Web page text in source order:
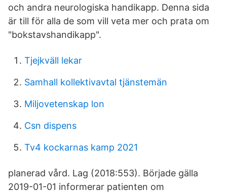
och andra neurologiska handikapp. Denna sida
är till för alla de som vill veta mer och prata om
"bokstavshandikapp".
Tjejkväll lekar
Samhall kollektivavtal tjänstemän
Miljovetenskap lon
Csn dispens
Tv4 kockarnas kamp 2021
planerad vård. Lag (2018:553). Började gälla
2019-01-01 informerar patienten om